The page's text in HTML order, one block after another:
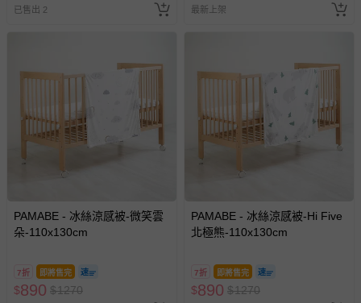
已售出 2 最新上架
PAMABE - 冰絲涼感被-微笑雲
朵-110x130cm
7折 即將售完
$890 $1270
PAMABE - 冰絲涼感被-Hi Five
北極熊-110x130cm
7折 即將售完
$890 $1270